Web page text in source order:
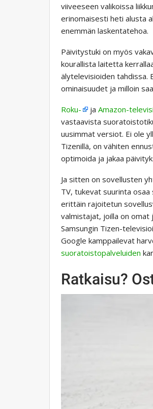
viiveeseen valikoissa
erinomaisesti heti alusta
enemmän laskentatehoa.
Päivitystuki on myös
kourallista laitetta
älytelevisioiden tahdissa.
ominaisuudet ja milloin
Roku- ja Amazon-
vastaavista
uusimmat versiot. Ei ole
Tizenillä, on vähiten
optimoida ja jakaa
Ja sitten on sovellusten
TV, tukevat suurinta
erittäin rajoitetun
valmistajat, joilla on
Samsungin Tizen-
Google kamppailevat
suoratoistopalveluiden
Ratkaisu?